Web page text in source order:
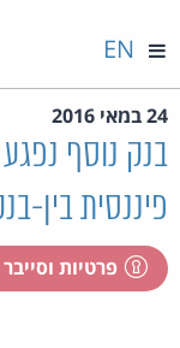
EN
24 במאי 2016
בנק נוסף
פיננסית בין-
פרטיות וסייבר